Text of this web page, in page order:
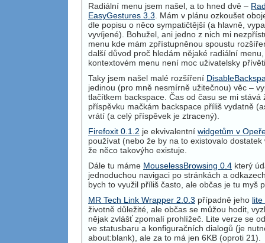
Radiální menu jsem našel, a to hned dvě –
EasyGestures 3.3 . Mám v plánu ozkoušet
dle popisu o něco sympatičtější (a hlavně,
vyvíjené). Bohužel, ani jedno z nich mi
menu kde mám zpřístupněnou spoustu
další důvod proč hledám nějaké radiální
kontextovém menu není moc uživatelsky
Taky jsem našel malé rozšíření
jedinou (pro mně nesmírně užitečnou) věc –
tlačítkem backspace. Čas od času se mi stává
příspěvku mačkám backspace příliš vydatně
vrátí (a celý příspěvek je ztracený).
Firefoxit 0.1.2 je ekvivalentní widgetům v
používat (nebo že by na to existovalo
že něco takovýho existuje.
Dále tu máme MouselessBrowsing 0.4 který
jednoduchou navigaci po stránkách a
bych to využil příliš často, ale občas je tu myš
MR Tech Link Wrapper 2.0.3 případně jeho lite
životně důležité, ale občas se můžou hodit,
nějak zvlášť zpomalí prohlížeč. Lite verze se
ve statusbaru a konfiguračních dialogů (je
about:blank), ale za to má jen 6KB (oproti 21).